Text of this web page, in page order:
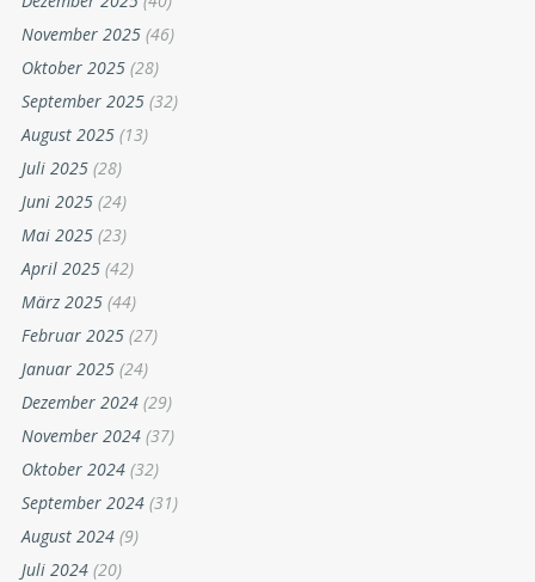
November 2025 (46)
Oktober 2025 (28)
September 2025 (32)
August 2025 (13)
Juli 2025 (28)
Juni 2025 (24)
Mai 2025 (23)
April 2025 (42)
März 2025 (44)
Februar 2025 (27)
Januar 2025 (24)
Dezember 2024 (29)
November 2024 (37)
Oktober 2024 (32)
September 2024 (31)
August 2024 (9)
Juli 2024 (20)